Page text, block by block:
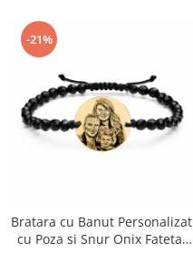
-21%
Bratara cu Banut Personalizat
cu Poza si Snur Onix Fatetat